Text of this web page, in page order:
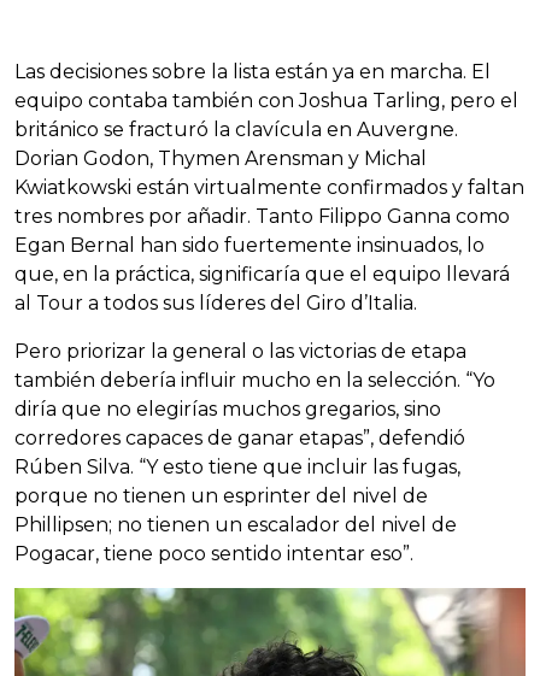
Las decisiones sobre la lista están ya en marcha. El
equipo contaba también con Joshua Tarling, pero el
británico se fracturó la clavícula en Auvergne.
Dorian Godon, Thymen Arensman y Michal
Kwiatkowski están virtualmente confirmados y faltan
tres nombres por añadir. Tanto Filippo Ganna como
Egan Bernal han sido fuertemente insinuados, lo
que, en la práctica, significaría que el equipo llevará
al Tour a todos sus líderes del Giro d’Italia.
Pero priorizar la general o las victorias de etapa
también debería influir mucho en la selección. “Yo
diría que no elegirías muchos gregarios, sino
corredores capaces de ganar etapas”, defendió
Rúben Silva. “Y esto tiene que incluir las fugas,
porque no tienen un esprinter del nivel de
Phillipsen; no tienen un escalador del nivel de
Pogacar, tiene poco sentido intentar eso”.